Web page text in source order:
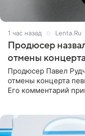
1 час назад Lenta.Ru
Продюсер
отмены
Продюсер Павел
отмены концерта
Его комментарий